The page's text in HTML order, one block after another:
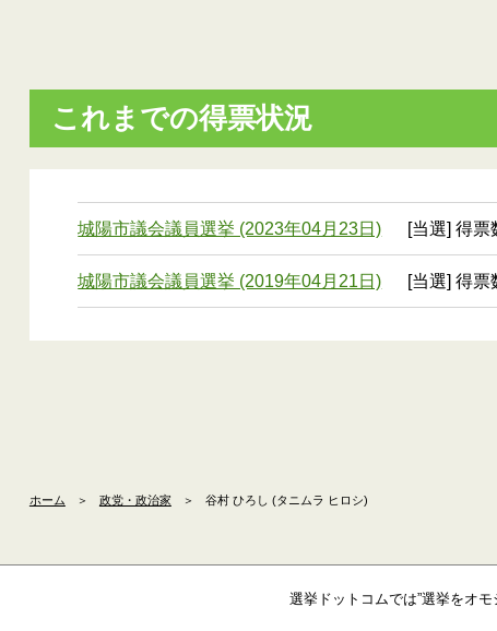
これまでの得票状況
城陽市議会議員選挙 (2023年04月23日) [当選] 得票
城陽市議会議員選挙 (2019年04月21日) [当選] 得票
ホーム ＞ 政党・政治家 ＞ 谷村 ひろし (タニムラ ヒロシ)
選挙ドットコムでは”選挙をオ